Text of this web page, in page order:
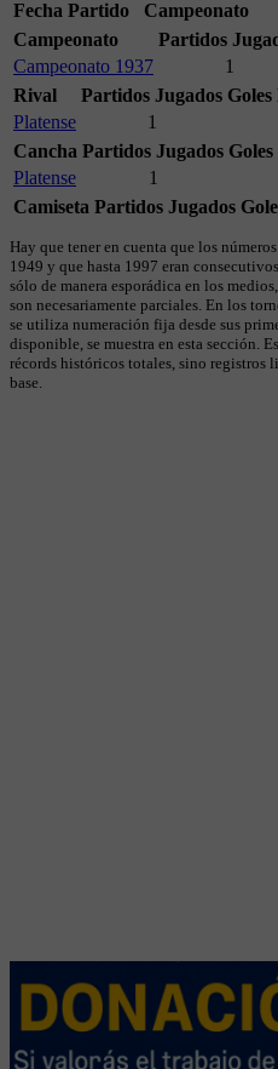
Fecha Partido
Campeonato
Campeonato
Partidos
Campeonato 1937
1
Rival
Partidos Jugados
Platense
1
Cancha Partidos Jugados
Platense
1
Camiseta Partidos Jugados
Hay que tener en cuenta que los
1949 y que hasta 1997 eran
sólo de manera esporádica en los
son necesariamente parciales. En los
se utiliza numeración fija desde sus
disponible, se muestra en esta sección.
récords históricos totales, sino registros
base.